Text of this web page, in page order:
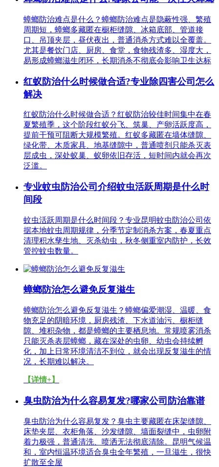
蟑螂防治难点是什么？蟑螂防治难点是隐蔽性强、繁殖
周期短，蟑螂多藏匿在橱柜缝隙、冰箱底部、管道接
口、吊顶夹层，昼伏夜出，普通消杀方式难以全覆盖。
尤其是餐饮门店、厨房、食堂，食物残渣多、湿度大，
易形成蟑螂滋生闭环，长期消杀不彻底会影响卫生达标
红蚁防治什么时候做合适?专业除四害公司怎么
解决
红蚁防治什么时候做合适？红蚁防治较佳时间集中在春
夏繁殖季，这个阶段红蚁分飞、筑巢、产卵活跃度高，
提前干预可阻断大规模繁殖。红蚁多藏匿在墙体缝隙、
绿化带、木质家具、地基缝隙中，普通喷剂只能杀灭表
层成虫，深处蚁巢、蚁卵依旧存活，短时间内就会再次
泛滥。
专业蚊虫防治公司介绍蚊虫活跃周期是什么时
间段
蚊虫活跃周期是什么时间段？专业昆明蚊虫防治公司依
据本地蚊虫周期规律，分季节定制消杀方案，春夏重点
清理积水孳生地、灭杀幼虫，秋冬侧重室内防护，长效
管控蚊虫数量。
蟑螂防治怎么避免反复滋生
蟑螂防治怎么避免反复滋生？蟑螂偏爱潮湿、温暖、食
物充足的阴暗环境，厨房残渣、下水道油污、橱柜缝
隙、堆积杂物，都是蟑螂的主要栖息地。常规喷雾消杀
只能灭杀表层蟑螂，藏在深处的虫卵、幼虫会持续孵
化，加上日常环境清洁不到位，就会出现反复滋生的情
况，长期难以解决。
【详情+】
臭虫防治为什么容易复发?哪家公司防治靠谱
臭虫防治为什么容易复发？臭虫主要藏匿在床架缝隙、
床垫夹层、衣柜角落、沙发缝隙、墙面裂缝中，虫卵附
着力极强，普通清洗、喷洒无法彻底清除。昆明气候温
和，室内恒温环境适合臭虫全年繁殖，一旦滋生，很快
扩散至全屋